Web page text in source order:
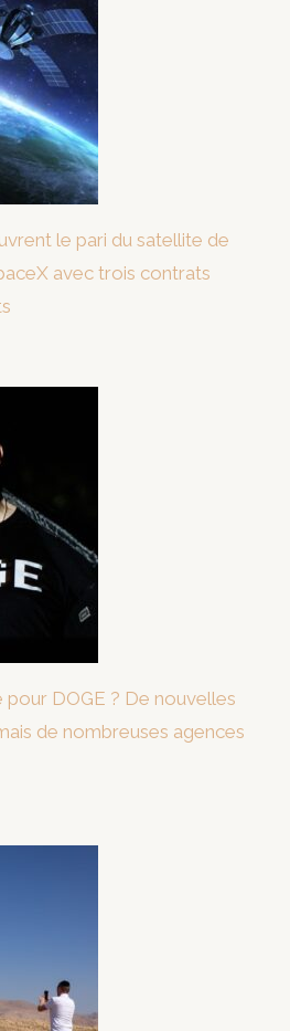
le pari du satellite de
avec trois contrats
DOGE ? De nouvelles
de nombreuses agences